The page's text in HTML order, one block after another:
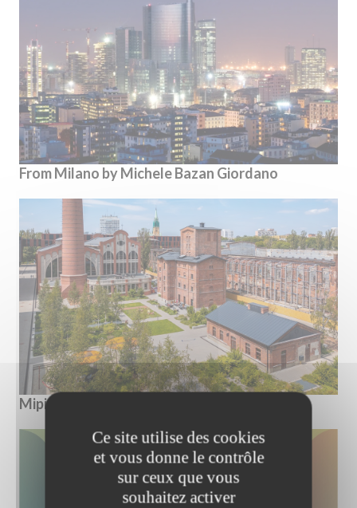
From Milano by Michele Bazan Giordano
Mipim Awards 2025
Ce site utilise des cookies
et vous donne le contrôle
sur ceux que vous
souhaitez activer